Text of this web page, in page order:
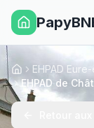
AccueilEHPAD Eure-
EHPAD de